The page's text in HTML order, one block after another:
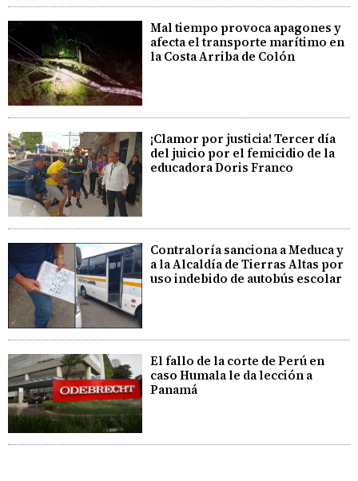
Mal tiempo provoca apagones y
afecta el transporte marítimo en
la Costa Arriba de Colón
¡Clamor por justicia! Tercer día
del juicio por el femicidio de la
educadora Doris Franco
Contraloría sanciona a Meduca y
a la Alcaldía de Tierras Altas por
uso indebido de autobús escolar
El fallo de la corte de Perú en
caso Humala le da lección a
Panamá